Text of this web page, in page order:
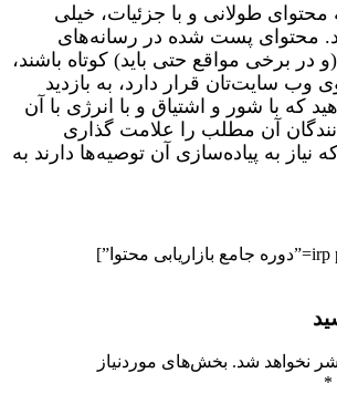
طولانی و با جزئیات، خیلی
محتوای پست شده در رسانه‌های
در برخی مواقع حتی باید) کوتاه باشند،
وب سایت‌تان قرار دارد، به بازدید
که با شور و اشتیاق و با انرژی با آن
آن مطلب را علامت گذاری
نیاز به پیاده‌سازی آن توصیه‌ها دارند به
نخواهد شد. بخش‌های موردنیاز
*